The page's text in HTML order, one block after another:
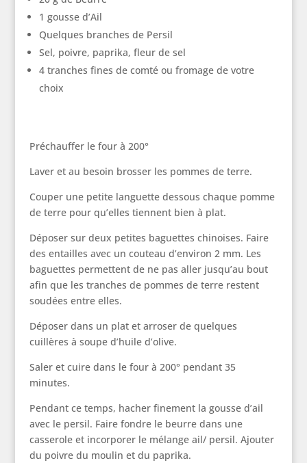
1 gousse d’Ail
Quelques branches de Persil
Sel, poivre, paprika, fleur de sel
4 tranches fines de comté ou fromage de votre
choix
Préchauffer le four à 200°
Laver et au besoin brosser les pommes de terre.
Couper une petite languette dessous chaque pomme
de terre pour qu’elles tiennent bien à plat.
Déposer sur deux petites baguettes chinoises. Faire
des entailles avec un couteau d’environ 2 mm. Les
baguettes permettent de ne pas aller jusqu’au bout
afin que les tranches de pommes de terre restent
soudées entre elles.
Déposer dans un plat et arroser de quelques
cuillères à soupe d’huile d’olive.
Saler et cuire dans le four à 200° pendant 35
minutes.
Pendant ce temps, hacher finement la gousse d’ail
avec le persil. Faire fondre le beurre dans une
casserole et incorporer le mélange ail/ persil. Ajouter
du poivre du moulin et du paprika.